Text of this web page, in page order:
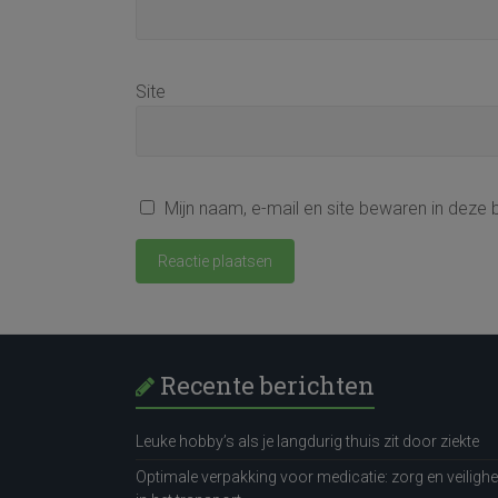
Site
Mijn naam, e-mail en site bewaren in
Recente berichten
Leuke hobby’s als je langdurig thuis zit door ziekte
Optimale verpakking voor medicatie: zorg en